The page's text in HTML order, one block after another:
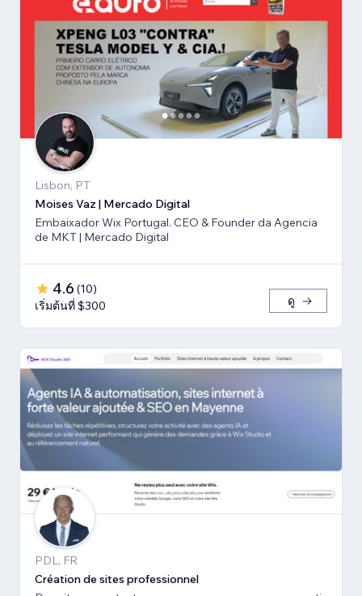
Lisbon, PT
Moises Vaz | Mercado Digital
Embaixador Wix Portugal. CEO & Founder da Agencia
de MKT | Mercado Digital
4.6 (10)
เริ่มต้นที่ $300
ดู
PDL, FR
Création de sites professionnel